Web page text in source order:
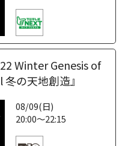
Winter Genesis of
の天地創造』
08/09(日)
20:00～22:15